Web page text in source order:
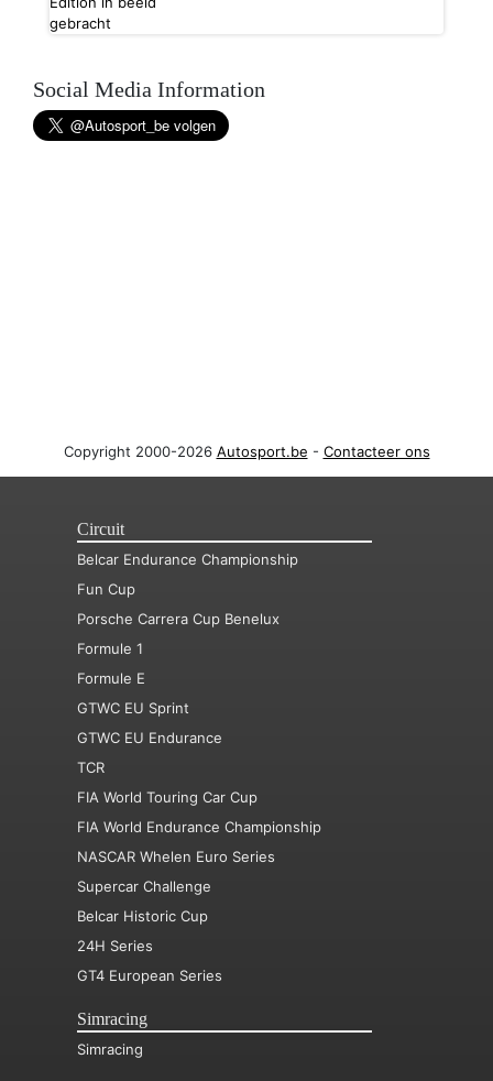
Social Media Information
Copyright 2000-2026 Autosport.be - Contacteer ons
Circuit
Belcar Endurance Championship
Fun Cup
Porsche Carrera Cup Benelux
Formule 1
Formule E
GTWC EU Sprint
GTWC EU Endurance
TCR
FIA World Touring Car Cup
FIA World Endurance Championship
NASCAR Whelen Euro Series
Supercar Challenge
Belcar Historic Cup
24H Series
GT4 European Series
Simracing
Simracing